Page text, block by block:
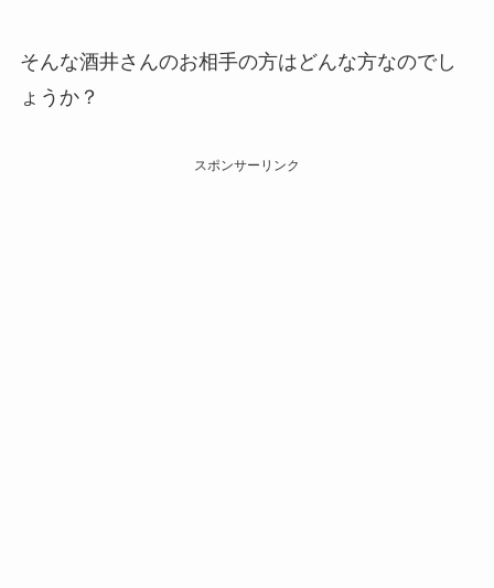
そんな酒井さんのお相手の方はどんな方なのでし
ょうか？
スポンサーリンク